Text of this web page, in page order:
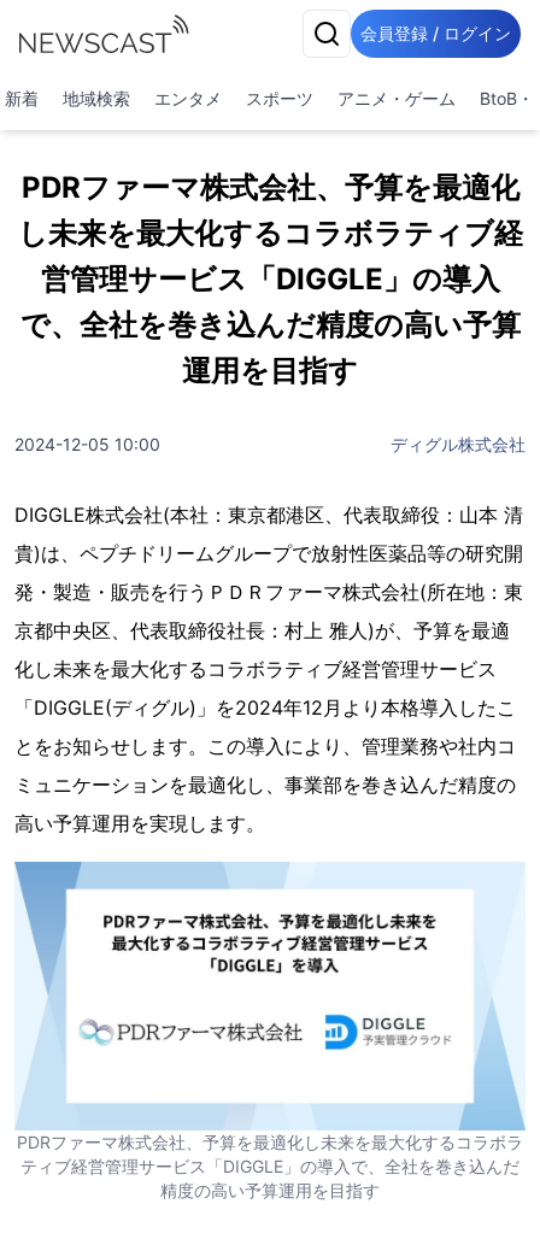
会員登録 / ログイン
新着 地域検索 エンタメ スポーツ アニメ・ゲーム BtoB・
PDRファーマ株式会社、予算を最適化
し未来を最大化するコラボラティブ経
営管理サービス「DIGGLE」の導入
で、全社を巻き込んだ精度の高い予算
運用を目指す
2024-12-05 10:00 ディグル株式会社
DIGGLE株式会社(本社：東京都港区、代表取締役：山本 清
貴)は、ペプチドリームグループで放射性医薬品等の研究開
発・製造・販売を行うＰＤＲファーマ株式会社(所在地：東
京都中央区、代表取締役社長：村上 雅人)が、予算を最適
化し未来を最大化するコラボラティブ経営管理サービス
「DIGGLE(ディグル)」を2024年12月より本格導入したこ
とをお知らせします。この導入により、管理業務や社内コ
ミュニケーションを最適化し、事業部を巻き込んだ精度の
高い予算運用を実現します。
PDRファーマ株式会社、予算を最適化し未来を最大化するコラボラ
ティブ経営管理サービス「DIGGLE」の導入で、全社を巻き込んだ
精度の高い予算運用を目指す